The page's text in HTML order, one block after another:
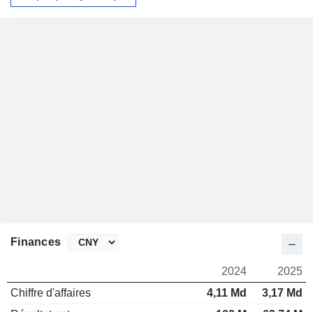
Finances
2024
2025
Chiffre d'affaires
4,11 Md
3,17 Md